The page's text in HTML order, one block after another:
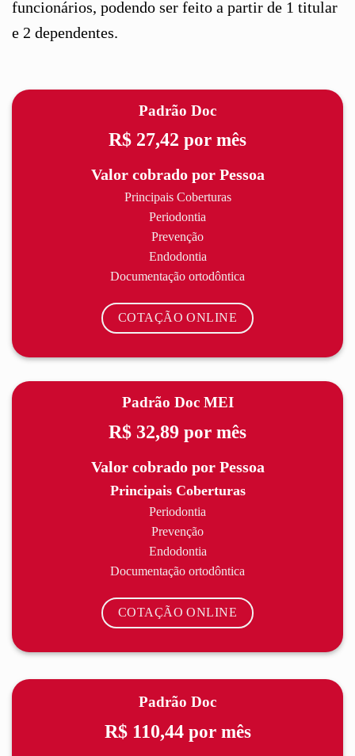
funcionários, podendo ser feito a partir de 1 titular
e 2 dependentes.
Padrão Doc
R$ 27,42 por mês
Valor cobrado por Pessoa
Principais Coberturas
Periodontia
Prevenção
Endodontia
Documentação ortodôntica
COTAÇÃO ONLINE
Padrão Doc MEI
R$ 32,89 por mês
Valor cobrado por Pessoa
Principais Coberturas
Periodontia
Prevenção
Endodontia
Documentação ortodôntica
COTAÇÃO ONLINE
Padrão Doc
R$ 110,44por mês